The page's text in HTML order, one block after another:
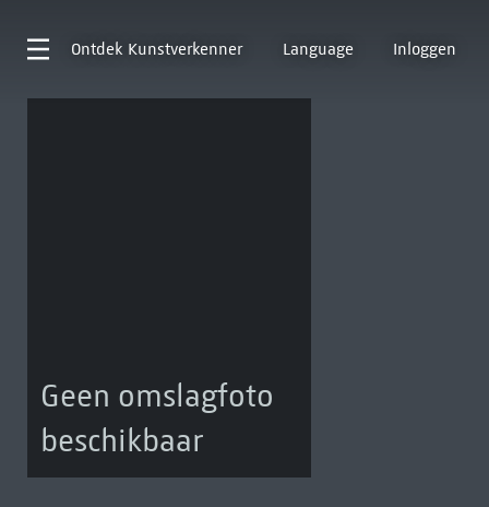
Ontdek Kunstverkenner Language Inloggen
Geen omslagfoto
beschikbaar